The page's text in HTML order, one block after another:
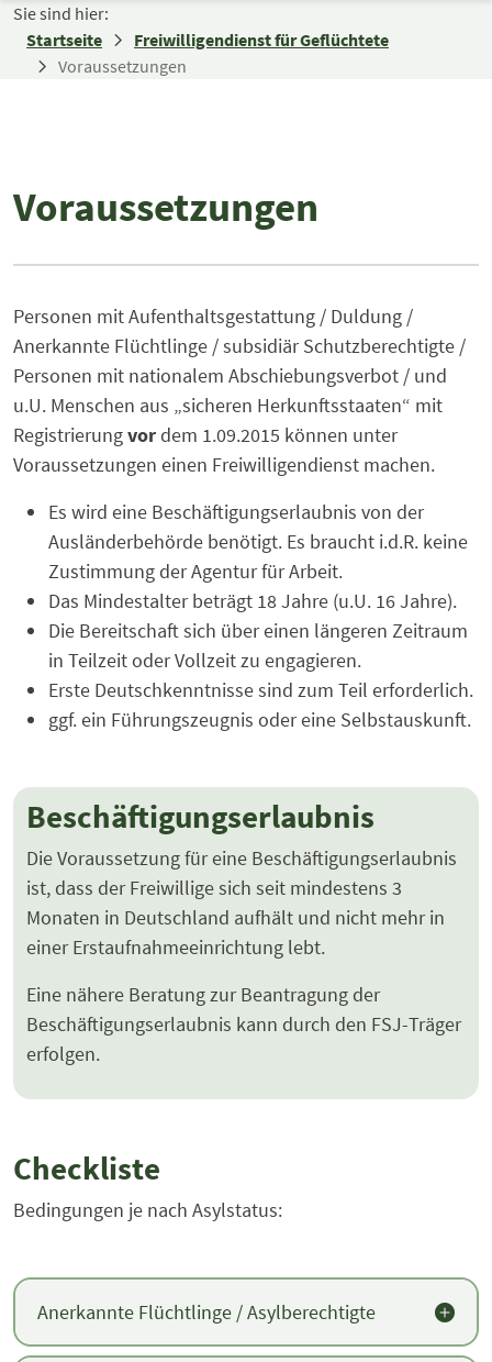
Zum Inhalt springen
Sie sind hier:
Startseite
Freiwilligendienst für Geflüchtete
Voraussetzungen
Voraussetzungen
Personen mit Aufenthaltsgestattung / Duldung /
Anerkannte Flüchtlinge / subsidiär Schutzberechtigte /
Personen mit nationalem Abschiebungsverbot / und
u.U. Menschen aus „sicheren Herkunftsstaaten“ mit
Registrierungvordem 1.09.2015 können unter
Voraussetzungen einen Freiwilligendienst machen.
Es wird eine Beschäftigungserlaubnis von der
Ausländerbehörde benötigt. Es braucht i.d.R. keine
Zustimmung der Agentur für Arbeit.
Das Mindestalter beträgt 18 Jahre (u.U. 16 Jahre).
Die Bereitschaft sich über einen längeren Zeitraum
in Teilzeit oder Vollzeit zu engagieren.
Erste Deutschkenntnisse sind zum Teil erforderlich.
ggf. ein Führungszeugnis oder eine Selbstauskunft.
Beschäftigungserlaubnis
Die Voraussetzung für eine Beschäftigungserlaubnis
ist, dass der Freiwillige sich seit mindestens 3
Monaten in Deutschland aufhält und nicht mehr in
einer Erstaufnahmeeinrichtung lebt.
Eine nähere Beratung zur Beantragung der
Beschäftigungserlaubnis kann durch den FSJ-Träger
erfolgen.
Checkliste
Bedingungen je nach Asylstatus:
Anerkannte Flüchtlinge / Asylberechtigte